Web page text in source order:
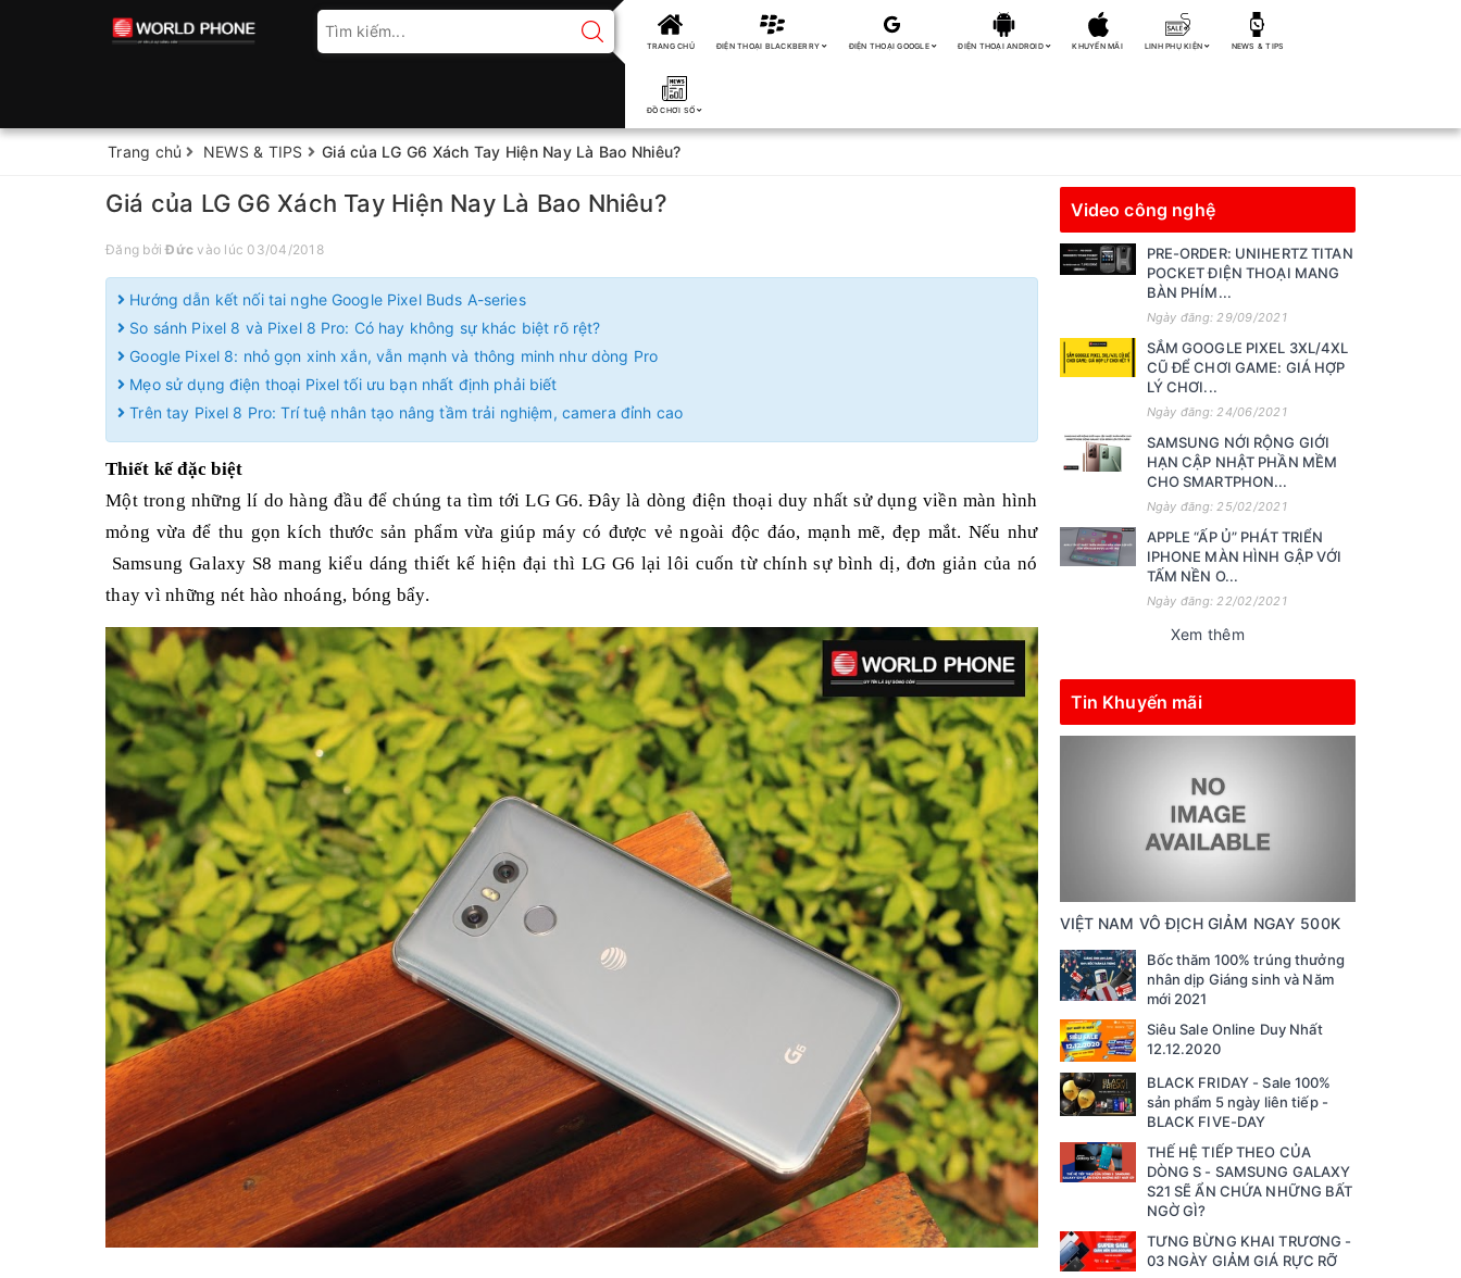
TRANG CHỦ ĐIỆN THOẠI BLACKBERRY ĐIỆN THOẠI GOOGLE ĐIỆN THOẠI ANDROID KHUYẾN MÃI LINH PHỤ KIỆN NEWS & TIPS
ĐỒ CHƠI SỐ
Trang chủ NEWS & TIPS Giá của LG G6 Xách Tay Hiện Nay Là Bao Nhiêu?
Giá của LG G6 Xách Tay Hiện Nay Là Bao Nhiêu?
Đăng bởiĐức vào lúc 03/04/2018
Hướng dẫn kết nối tai nghe Google Pixel Buds A-series
So sánh Pixel 8 và Pixel 8 Pro: Có hay không sự khác biệt rõ rệt?
Google Pixel 8: nhỏ gọn xinh xắn, vẫn mạnh và thông minh như dòng Pro
Mẹo sử dụng điện thoại Pixel tối ưu bạn nhất định phải biết
Trên tay Pixel 8 Pro: Trí tuệ nhân tạo nâng tầm trải nghiệm, camera đỉnh cao
Thiết kế đặc biệt
Một trong những lí do hàng đầu để chúng ta tìm tới LG G6. Đây là dòng điện thoại duy nhất sử dụng viền màn hình
mỏng vừa để thu gọn kích thước sản phẩm vừa giúp máy có được vẻ ngoài độc đáo, mạnh mẽ, đẹp mắt. Nếu như
Samsung Galaxy S8 mang kiểu dáng thiết kế hiện đại thì LG G6 lại lôi cuốn từ chính sự bình dị, đơn giản của nó
thay vì những nét hào nhoáng, bóng bẩy.
Video công nghệ
PRE-ORDER: UNIHERTZ TITAN
POCKET ĐIỆN THOẠI MANG
BÀN PHÍM...
Ngày đăng: 29/09/2021
SẮM GOOGLE PIXEL 3XL/4XL
CŨ ĐỂ CHƠI GAME: GIÁ HỢP
LÝ CHƠI...
Ngày đăng: 24/06/2021
SAMSUNG NỚI RỘNG GIỚI
HẠN CẬP NHẬT PHẦN MỀM
CHO SMARTPHON...
Ngày đăng: 25/02/2021
APPLE “ẤP Ủ” PHÁT TRIỂN
IPHONE MÀN HÌNH GẬP VỚI
TẤM NỀN O...
Ngày đăng: 22/02/2021
Xem thêm
Tin Khuyến mãi
VIỆT NAM VÔ ĐỊCH GIẢM NGAY 500K
Bốc thăm 100% trúng thưởng
nhân dịp Giáng sinh và Năm
mới 2021
Siêu Sale Online Duy Nhất
12.12.2020
BLACK FRIDAY - Sale 100%
sản phẩm 5 ngày liên tiếp -
BLACK FIVE-DAY
THẾ HỆ TIẾP THEO CỦA
DÒNG S - SAMSUNG GALAXY
S21 SẼ ẨN CHỨA NHỮNG BẤT
NGỜ GÌ?
TƯNG BỪNG KHAI TRƯƠNG -
03 NGÀY GIẢM GIÁ RỰC RỠ